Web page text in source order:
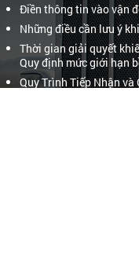
Điền thông tin vào vận
Những điều cần lưu ý
Thời gian giải quyết
Quy định mức giới hạn
Quy Trình Tiếp Nhận và